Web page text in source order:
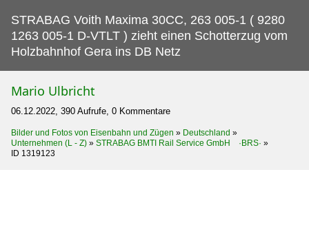
STRABAG Voith Maxima 30CC, 263 005-1 ( 9280
1263 005-1 D-VTLT ) zieht einen Schotterzug vom
Holzbahnhof Gera ins DB Netz
Mario Ulbricht
06.12.2022, 390 Aufrufe, 0 Kommentare
Bilder und Fotos von Eisenbahn und Zügen » Deutschland »
Unternehmen (L - Z) » STRABAG BMTI Rail Service GmbH ·BRS· »
ID 1319123